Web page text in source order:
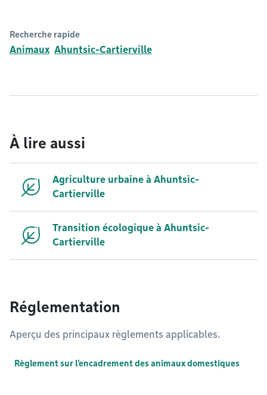
Recherche rapide
Animaux Ahuntsic-Cartierville
À lire aussi
Agriculture urbaine à Ahuntsic-
Cartierville
Transition écologique à Ahuntsic-
Cartierville
Réglementation
Aperçu des principaux règlements applicables.
Règlement sur l’encadrement des animaux domestiques